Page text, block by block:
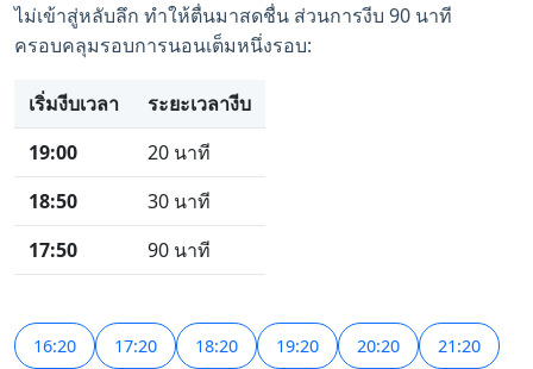
ไม่เข้าสู่หลับลึก ทำให้ตื่นมาสดชื่น ส่วนการงีบ 90 นาที
ครอบคลุมรอบการนอนเต็มหนึ่งรอบ:
เริ่มงีบเวลา
ระยะเวลางีบ
19:00
20 นาที
18:50
30 นาที
17:50
90 นาที
16:20 17:20 18:20 19:20 20:20 21:20